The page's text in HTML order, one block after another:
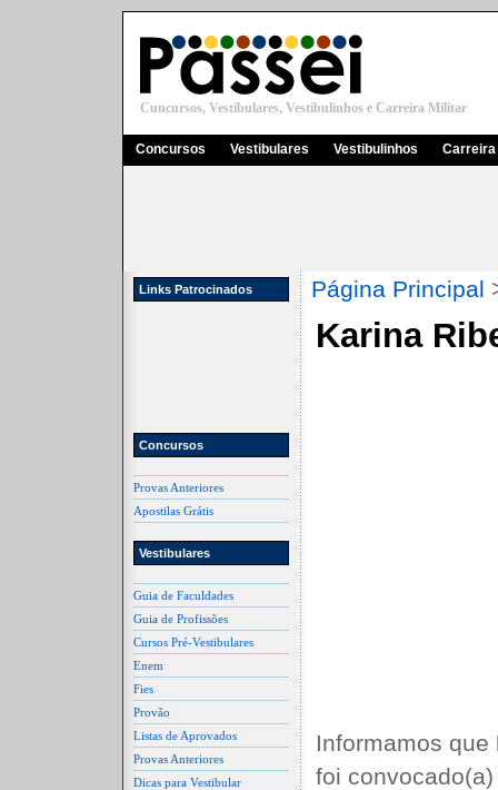
Cuncursos, Vestibulares, Vestibulinhos e Carreira Militar
Concursos Vestibulares Vestibulinhos
Links Patrocinados
Concursos
Provas Anteriores
Apostilas Grátis
Vestibulares
Guia de Faculdades
Guia de Profissões
Cursos Pré-Vestibulares
Enem
Fies
Provão
Listas de Aprovados
Provas Anteriores
Dicas para Vestibular
Página Principal
Karina
Informamos que
foi